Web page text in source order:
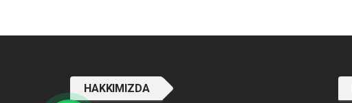
HAKKIMIZDA